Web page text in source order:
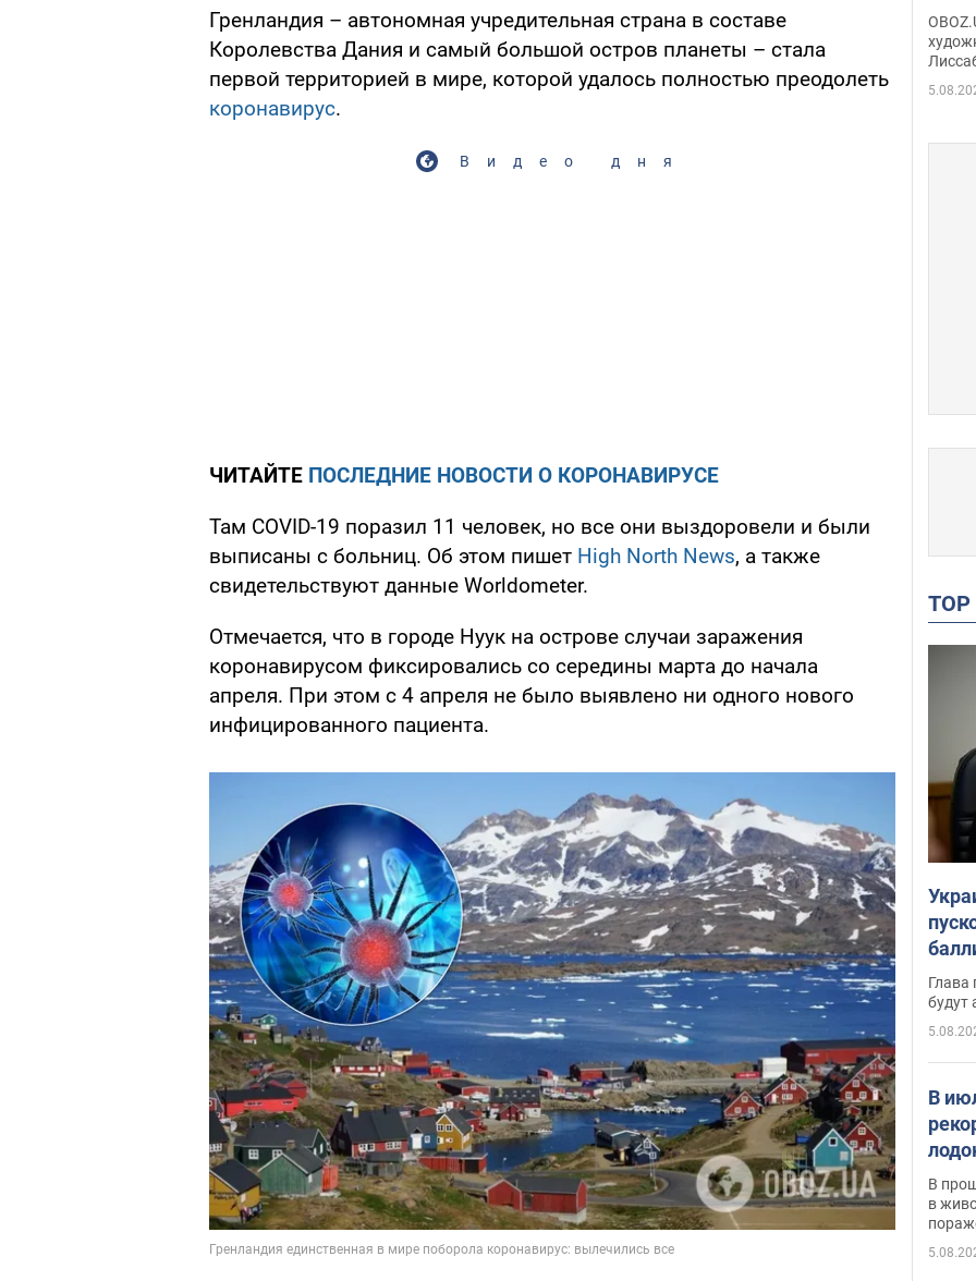
Гренландия – автономная учредительная страна в составе
Королевства Дания и самый большой остров планеты – стала
первой территорией в мире, которой удалось полностью преодолеть
коронавирус.
Видео дня
ЧИТАЙТЕ ПОСЛЕДНИЕ НОВОСТИ О КОРОНАВИРУСЕ
Там COVID-19 поразил 11 человек, но все они выздоровели и были
выписаны с больниц. Об этом пишет High North News, а также
свидетельствуют данные Worldometer.
Отмечается, что в городе Нуук на острове случаи заражения
коронавирусом фиксировались со середины марта до начала
апреля. При этом с 4 апреля не было выявлено ни одного нового
инфицированного пациента.
сына
Глава
будут
В
В
в